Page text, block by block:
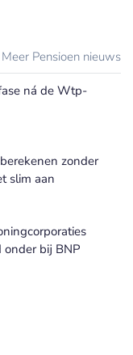
Meer Pensioen nieuws
ná de Wtp-
zonder
slim aan
bij BNP